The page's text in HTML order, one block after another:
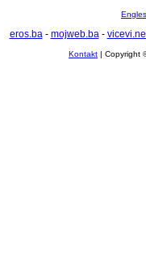
eros.ba- mojweb.ba-
Kontakt | Copyright